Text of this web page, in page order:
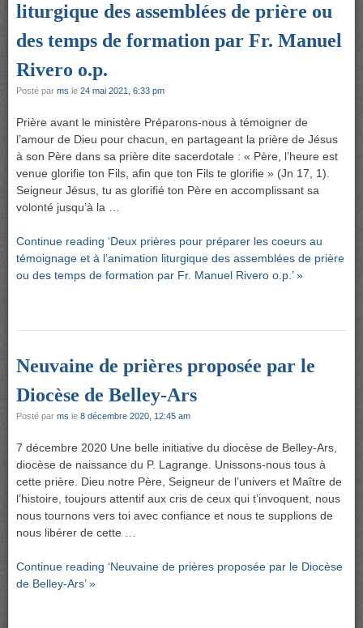
liturgique des assemblées de prière ou
des temps de formation par Fr. Manuel
Rivero o.p.
Posté par ms le 24 mai 2021, 6:33 pm
Prière avant le ministère Préparons-nous à témoigner de
l’amour de Dieu pour chacun, en partageant la prière de Jésus
à son Père dans sa prière dite sacerdotale : « Père, l’heure est
venue glorifie ton Fils, afin que ton Fils te glorifie » (Jn 17, 1).
Seigneur Jésus, tu as glorifié ton Père en accomplissant sa
volonté jusqu’à la …
Continue reading ‘Deux prières pour préparer les coeurs au
témoignage et à l’animation liturgique des assemblées de prière
ou des temps de formation par Fr. Manuel Rivero o.p.’ »
Neuvaine de prières proposée par le
Diocèse de Belley-Ars
Posté par ms le 8 décembre 2020, 12:45 am
7 décembre 2020 Une belle initiative du diocèse de Belley-Ars,
diocèse de naissance du P. Lagrange. Unissons-nous tous à
cette prière. Dieu notre Père, Seigneur de l’univers et Maître de
l’histoire, toujours attentif aux cris de ceux qui t’invoquent, nous
nous tournons vers toi avec confiance et nous te supplions de
nous libérer de cette …
Continue reading ‘Neuvaine de prières proposée par le Diocèse
de Belley-Ars’ »